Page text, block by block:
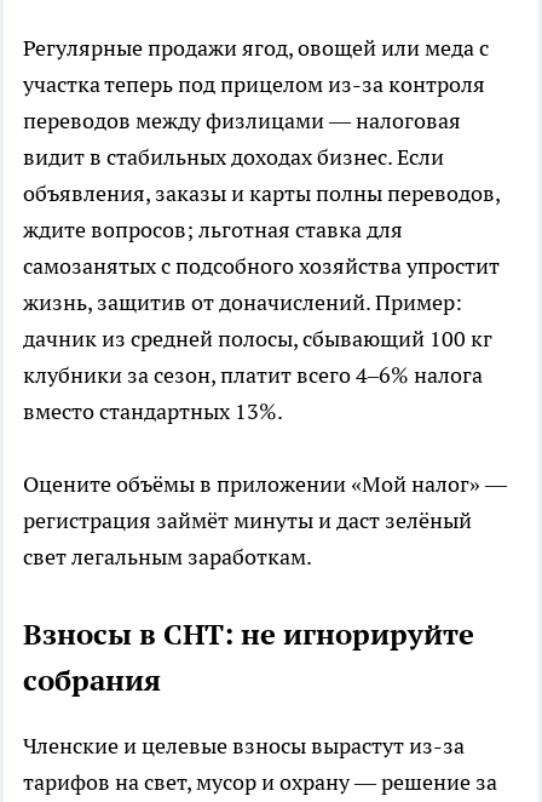
Регулярные продажи ягод, овощей или меда с
участка теперь под прицелом из-за контроля
переводов между физлицами — налоговая
видит в стабильных доходах бизнес. Если
объявления, заказы и карты полны переводов,
ждите вопросов; льготная ставка для
самозанятых с подсобного хозяйства упростит
жизнь, защитив от доначислений. Пример:
дачник из средней полосы, сбывающий 100 кг
клубники за сезон, платит всего 4–6% налога
вместо стандартных 13%.
Оцените объёмы в приложении «Мой налог» —
регистрация займёт минуты и даст зелёный
свет легальным заработкам.
Взносы в СНТ: не игнорируйте
собрания
Членские и целевые взносы вырастут из-за
тарифов на свет, мусор и охрану — решение за